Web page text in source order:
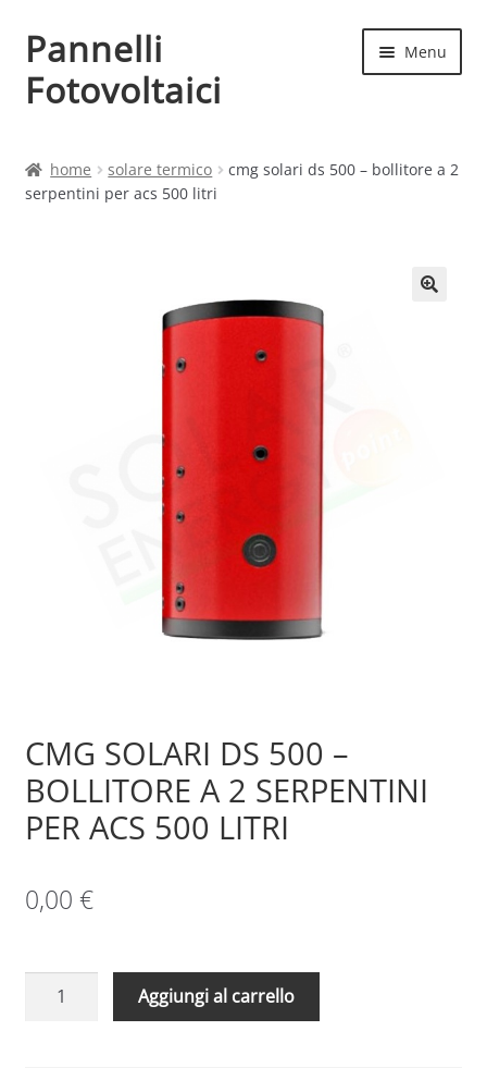
Vai
alla
navigazione
Vai
al
contenuto
Pannelli
Fotovoltaici
Menu
Cart
home solare termico
cmg solari ds 500 – bollitore a 2
serpentini per acs 500 litri
CMG SOLARI DS 500 –
BOLLITORE A 2 SERPENTINI
PER ACS 500 LITRI
0,00 €
CMG
Aggiungi al carrello